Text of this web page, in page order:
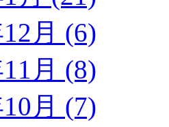
月 (6)
月 (8)
月 (7)